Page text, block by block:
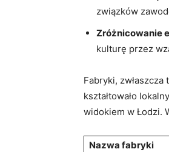
związków
Zróżnicowanie
kulturę przez
Fabryki,
kształtowało
widokiem w Łodzi.
Nazwa fabryki